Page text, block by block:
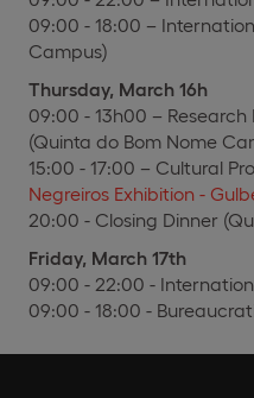
09:00 - 18:00 –
Campus)
Thursday, March 16h
09:00 - 13h00 –
(Quinta do Bom Nome
15:00 - 17:00 – Cultural
Negreiros Exhibition -
20:00 - Closing Dinner
Friday, March 17th
09:00 - 22:00 -
09:00 - 18:00 -